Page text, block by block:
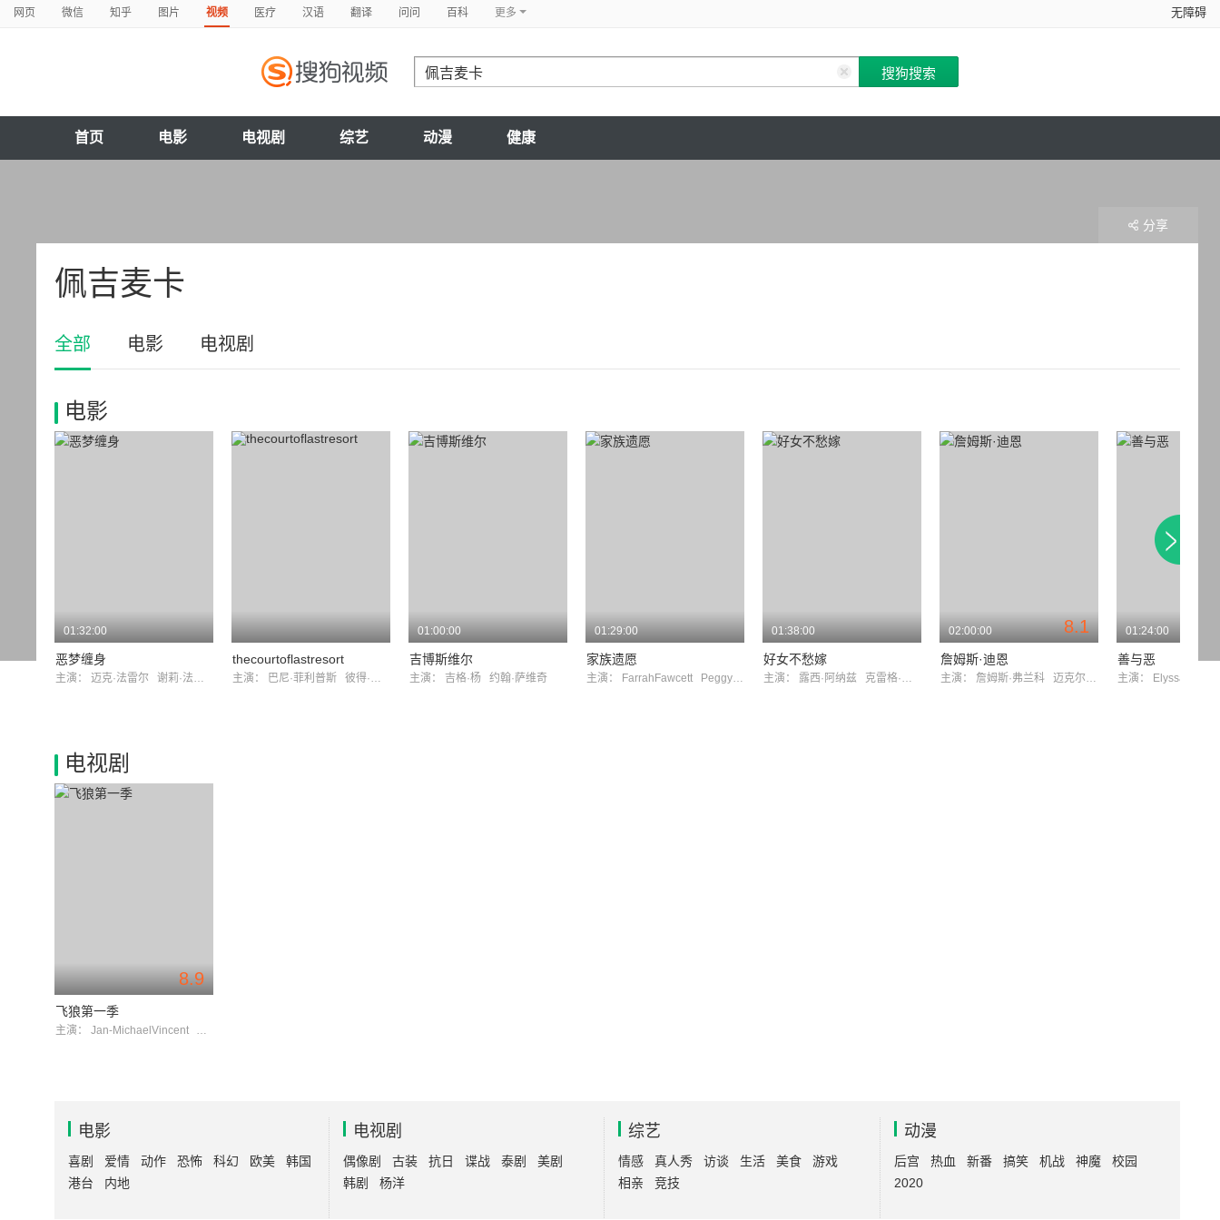
网页 微信 知乎 图片 视频 医疗 汉语 翻译 问问 百科 更多 无障碍
首页 电影 电视剧 综艺 动漫 健康
佩吉麦卡
分享
全部 电影 电视剧
电影
01:32:00
恶梦缠身
主演： 迈克·法雷尔 谢莉·法芭勒斯
thecourtoflastresort
主演： 巴尼·菲利普斯 彼得·马马科斯
01:00:00
吉博斯维尔
主演： 吉格·杨 约翰·萨维奇
01:29:00
家族遗愿
主演： FarrahFawcett PeggyMcCay
01:38:00
好女不愁嫁
主演： 露西·阿纳兹 克雷格·沃森
8.1
02:00:00
詹姆斯·迪恩
主演： 詹姆斯·弗兰科 迈克尔·莫里亚蒂
01:24:00
善与恶
主演：
电视剧
8.9
飞狼第一季
主演： Jan-MichaelVincent AlexCord
电影
喜剧 爱情 动作 恐怖 科幻 欧美
韩国
港台
内地
电视剧
偶像剧 古装 抗日 谍战 泰剧
美剧
韩剧
杨洋
综艺
情感 真人秀 访谈 生活 美食
游戏
相亲
竞技
动漫
后宫 热血 新番 搞笑 机战 神魔
校园
2020